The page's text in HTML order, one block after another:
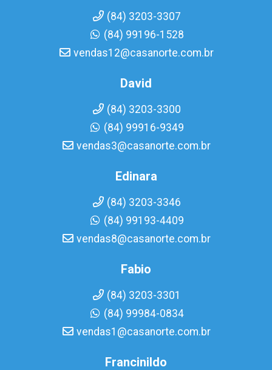
(84) 3203-3307
(84) 99196-1528
vendas12@casanorte.com.br
David
(84) 3203-3300
(84) 99916-9349
vendas3@casanorte.com.br
Edinara
(84) 3203-3346
(84) 99193-4409
vendas8@casanorte.com.br
Fabio
(84) 3203-3301
(84) 99984-0834
vendas1@casanorte.com.br
Francinildo